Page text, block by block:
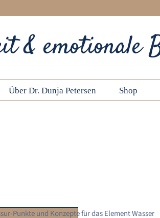
& emotionale
Über Dr. Dunja Petersen Shop